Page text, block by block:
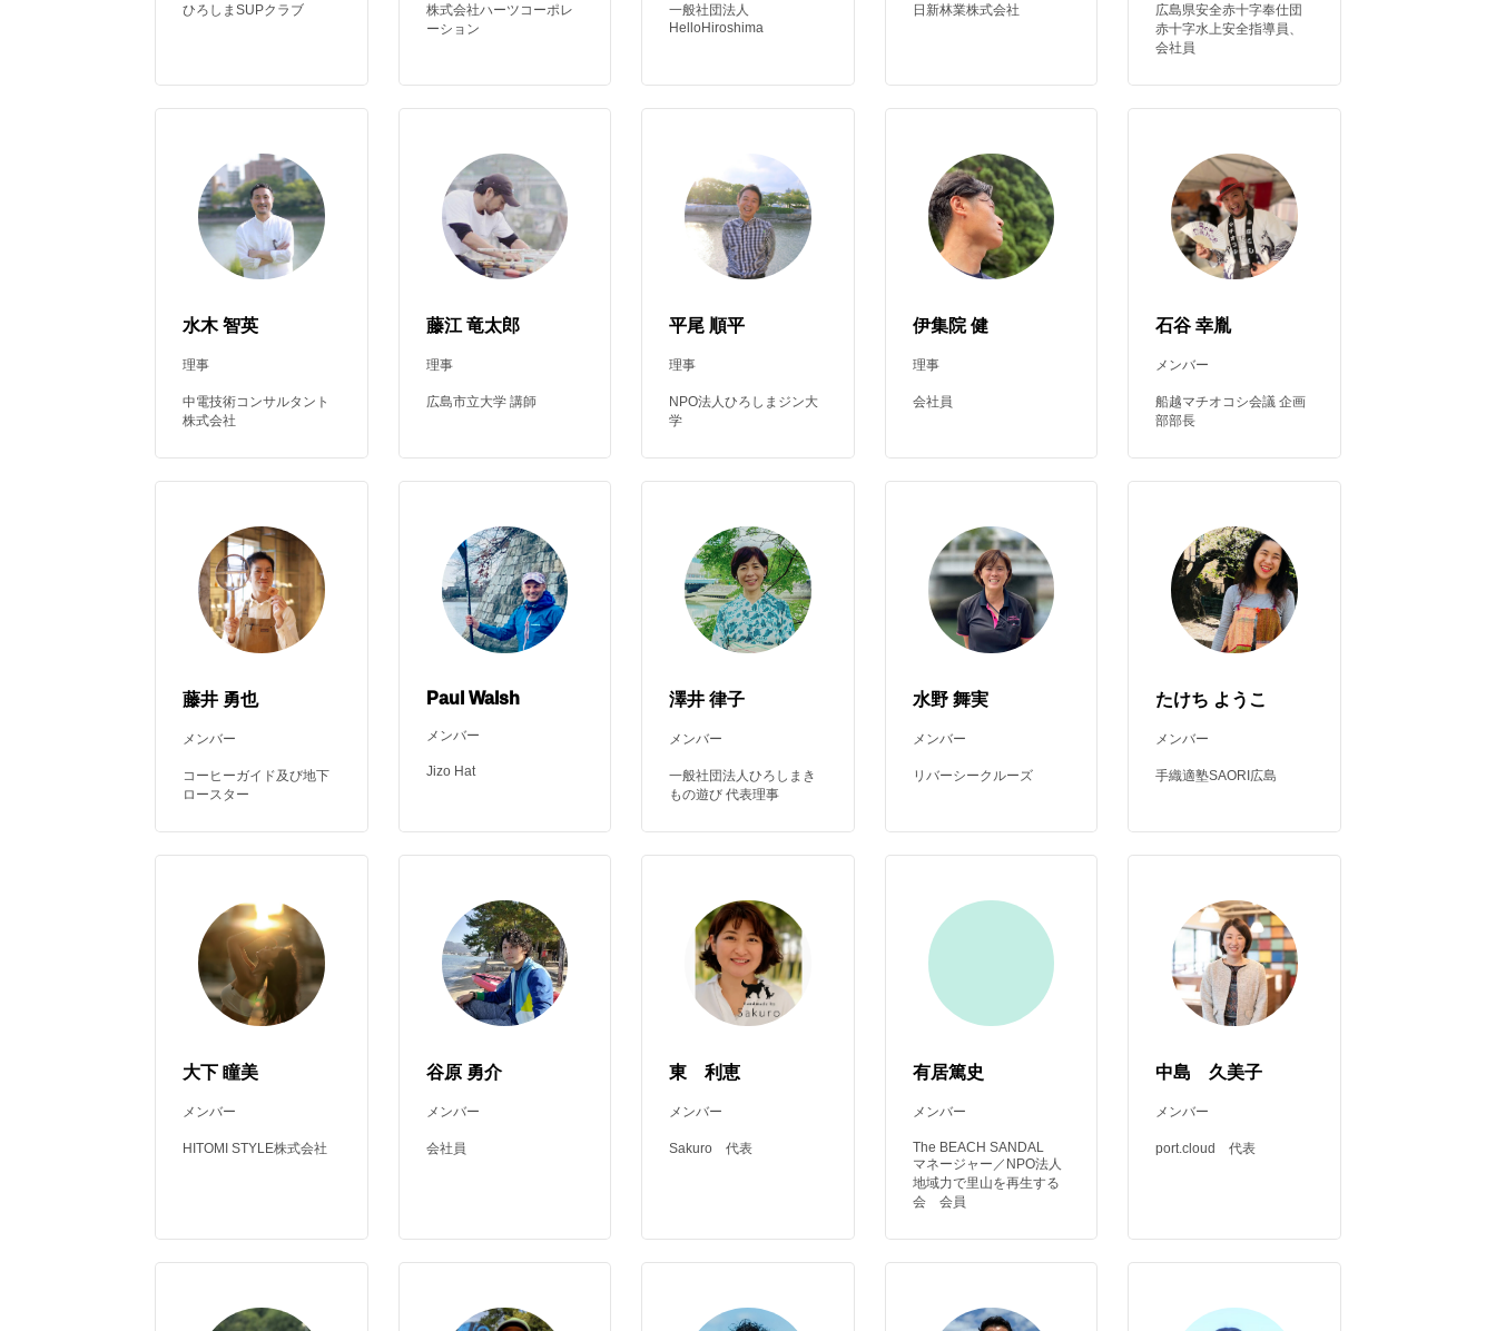
ひろしまSUPクラブ
株式会社ハーツコーポレ
ーション
一般社団法人
HelloHiroshima
日新林業株式会社
広島県安全赤十字奉仕団
赤十字水上安全指導員、
会社員
水木 智英
理事
中電技術コンサルタント
株式会社
藤江 竜太郎
理事
広島市立大学 講師
平尾 順平
理事
NPO法人ひろしまジン大
学
伊集院 健
理事
会社員
石谷 幸胤
メンバー
船越マチオコシ会議 企画
部部長
藤井 勇也
メンバー
コーヒーガイド及び地下
ロースター
Paul Walsh
メンバー
Jizo Hat
澤井 律子
メンバー
一般社団法人ひろしまき
もの遊び 代表理事
水野 舞実
メンバー
リバーシークルーズ
たけち ようこ
メンバー
手織適塾SAORI広島
大下 瞳美
メンバー
HITOMI STYLE株式会社
谷原 勇介
メンバー
会社員
東 利恵
メンバー
Sakuro 代表
有居篤史
メンバー
The BEACH SANDAL
マネージャー／NPO法人
地域力で里山を再生する
会 会員
中島 久美子
メンバー
port.cloud 代表